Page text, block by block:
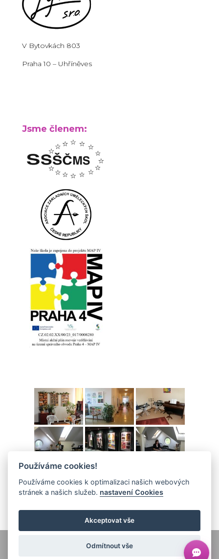
V Bytovkách 803
Praha 10 – Uhříněves
Jsme členem:
ZUŠ Praha 4 a Praha 10 – Uhřiněves -
Používáme cookies!
Používáme cookies k optimalizaci našich webových
stránek a našich služeb. nastavení Cookies
Akceptovat vše
Odmítnout vše